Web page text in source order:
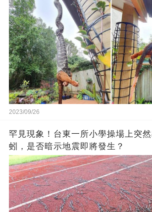
2023/09/26
罕見現象！台東一所小學操場上突
蚓，是否暗示地震即將發生？